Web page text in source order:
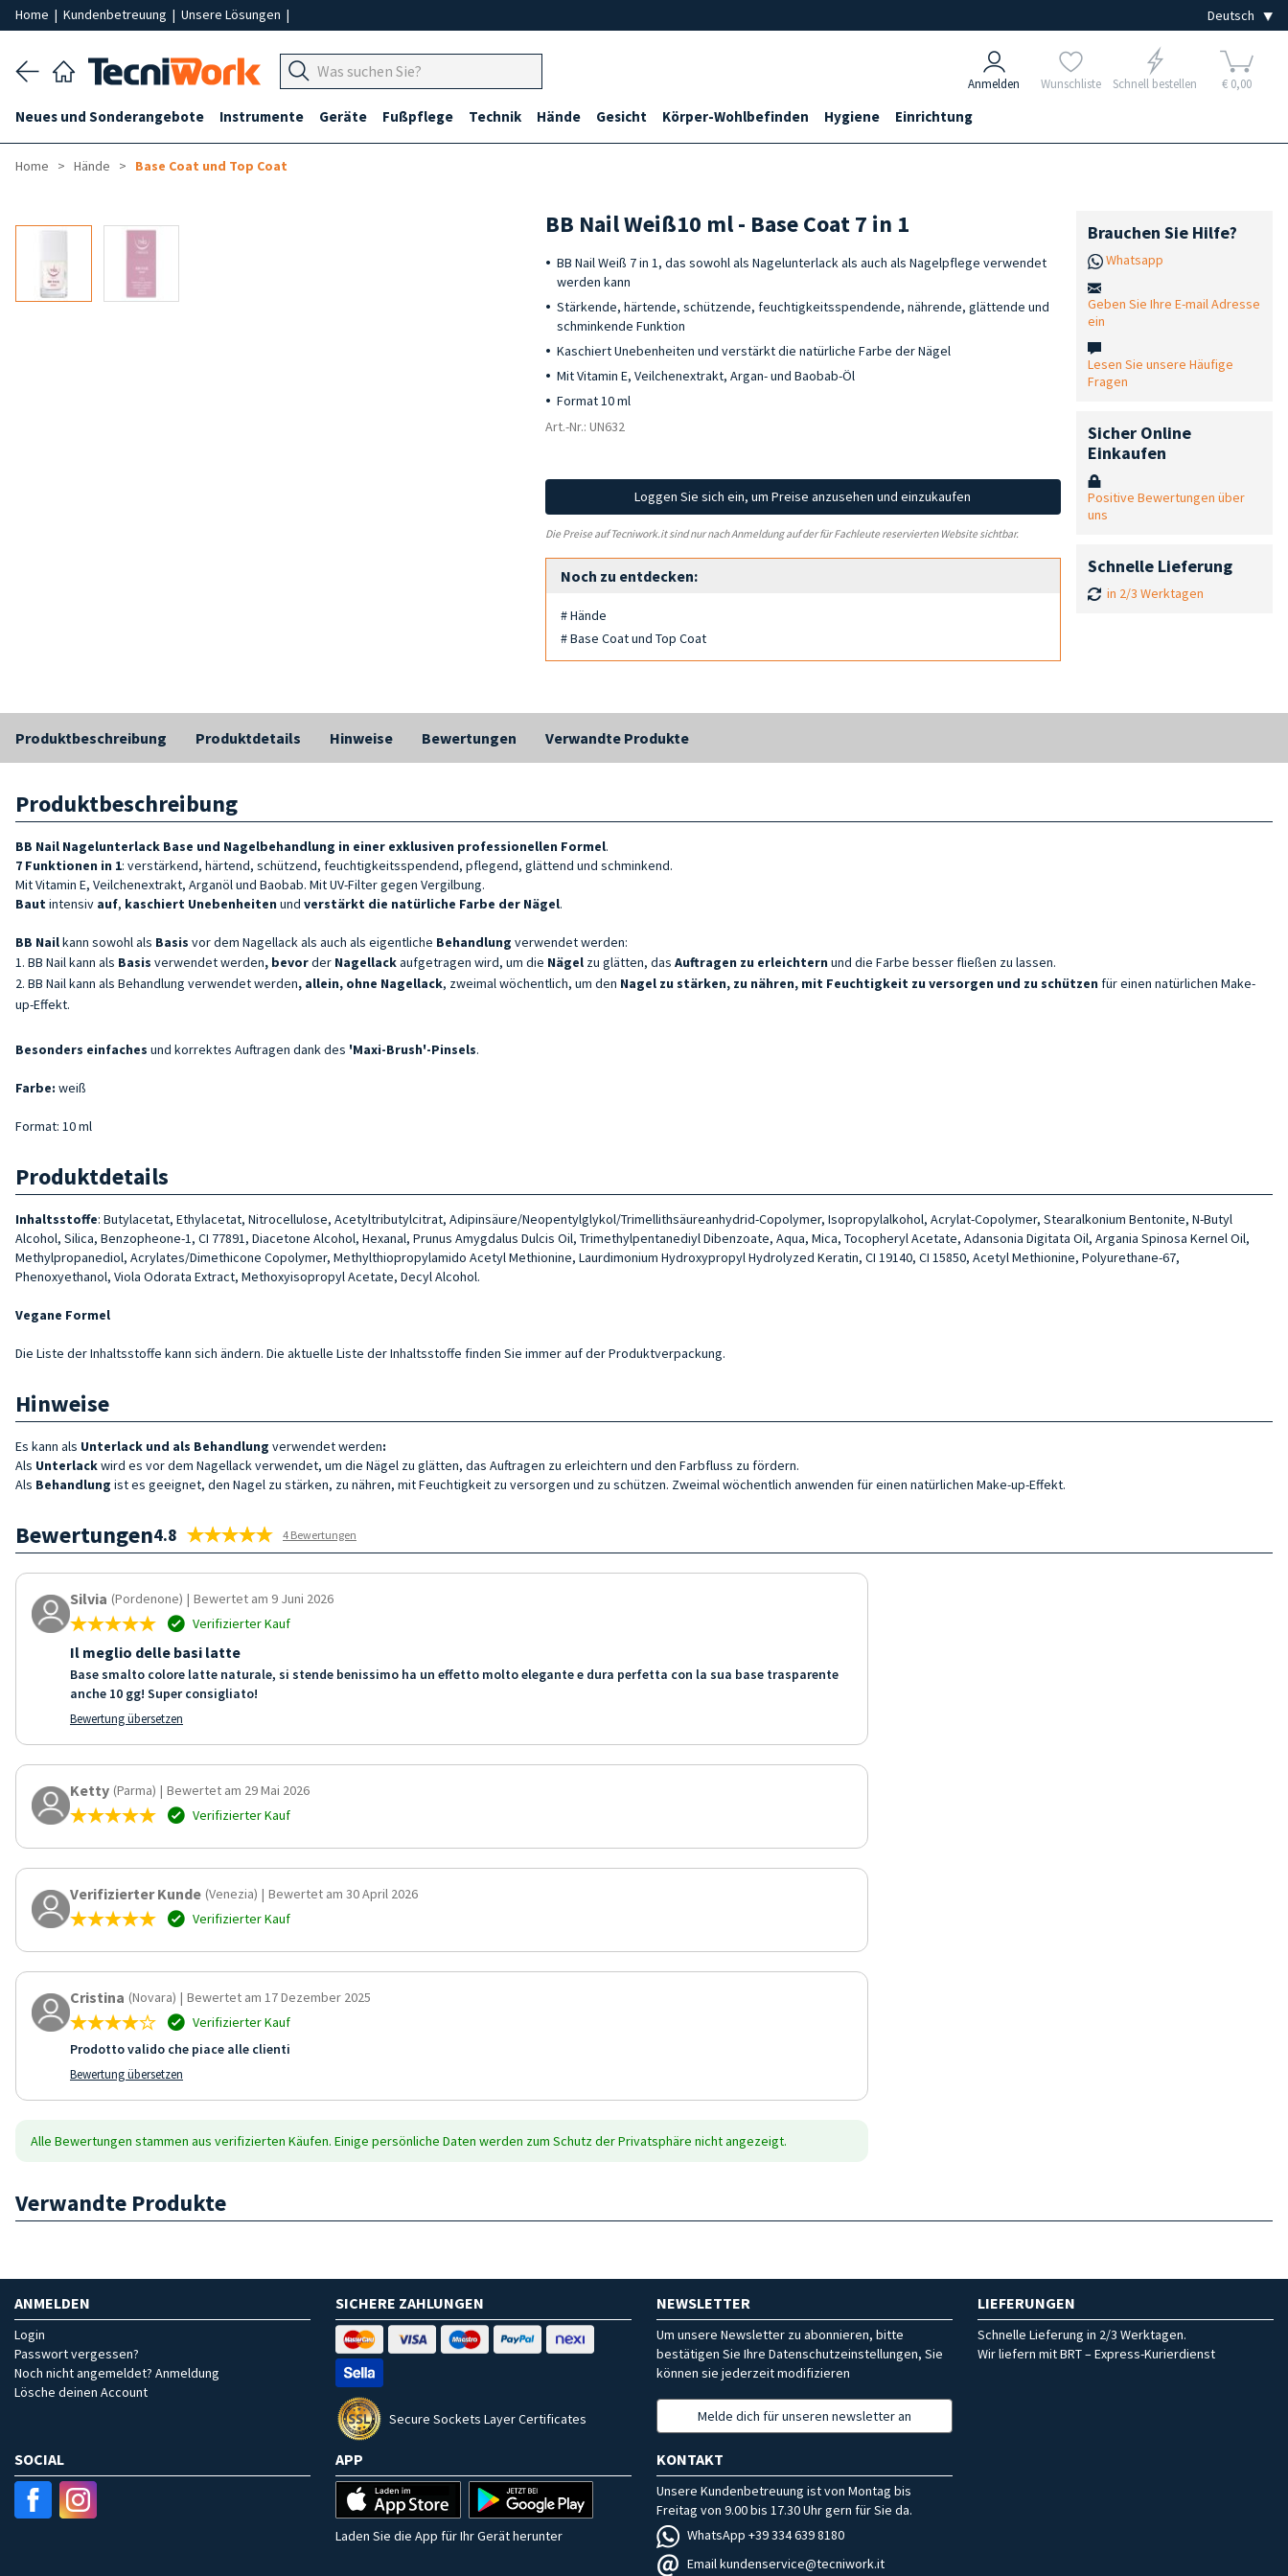
Home | Kundenbetreuung | Unsere Lösungen |
Anmelden Wunschliste Schnell bestellen € 0,00
Neues und Sonderangebote Instrumente Geräte Fußpflege Technik Hände Gesicht Körper-Wohlbefinden Hygiene Einrichtung
Home Hände Base Coat und Top Coat
BB Nail Weiß10 ml - Base Coat 7 in 1
BB Nail Weiß 7 in 1, das sowohl als Nagelunterlack als auch als Nagelpflege verwendet
werden kann
Stärkende, härtende, schützende, feuchtigkeitsspendende, nährende, glättende und
schminkende Funktion
Kaschiert Unebenheiten und verstärkt die natürliche Farbe der Nägel
Mit Vitamin E, Veilchenextrakt, Argan- und Baobab-Öl
Format 10 ml
Art.-Nr.: UN632
Loggen Sie sich ein, um Preise anzusehen und einzukaufen
Die Preise auf Tecniwork.it sind nur nach Anmeldung auf der für Fachleute reservierten Website sichtbar.
Noch zu entdecken:
# Hände
# Base Coat und Top Coat
Brauchen Sie Hilfe?
Whatsapp
Geben Sie Ihre E-mail Adresse
ein
Lesen Sie unsere Häufige
Fragen
Sicher Online
Einkaufen
Positive Bewertungen über
uns
Schnelle Lieferung
in 2/3 Werktagen
Produktbeschreibung Produktdetails Hinweise Bewertungen Verwandte Produkte
Produktbeschreibung
BB Nail Nagelunterlack Base und Nagelbehandlung in einer exklusiven professionellen Formel.
7 Funktionen in 1: verstärkend, härtend, schützend, feuchtigkeitsspendend, pflegend, glättend und schminkend.
Mit Vitamin E, Veilchenextrakt, Arganöl und Baobab. Mit UV-Filter gegen Vergilbung.
Bautintensiv auf, kaschiert Unebenheiten und verstärkt die natürliche Farbe der Nägel.
BB Nailkann sowohl als Basis vor dem Nagellack als auch als eigentliche Behandlung verwendet werden:
BB Nail kann als Basis verwendet werden, bevorder Nagellackaufgetragen wird, um die Nägel zu glätten, das Auftragen zu erleichtern und die Farbe besser fließen zu lassen.
BB Nail kann als Behandlung verwendet werden, allein, ohne Nagellack, zweimal wöchentlich, um den Nagel zu stärken, zu nähren, mit Feuchtigkeit zu versorgen und zu schützen für einen natürlichen Make-
up-Effekt.
Besonders einfaches und korrektes Auftragen dank des 'Maxi-Brush'-Pinsels.
Farbe: weiß
Format: 10 ml
Produktdetails
Inhaltsstoffe: Butylacetat, Ethylacetat, Nitrocellulose, Acetyltributylcitrat, Adipinsäure/Neopentylglykol/Trimellithsäureanhydrid-Copolymer, Isopropylalkohol, Acrylat-Copolymer, Stearalkonium Bentonite, N-Butyl
Alcohol, Silica, Benzopheone-1, CI 77891, Diacetone Alcohol, Hexanal, Prunus Amygdalus Dulcis Oil, Trimethylpentanediyl Dibenzoate, Aqua, Mica, Tocopheryl Acetate, Adansonia Digitata Oil, Argania Spinosa Kernel Oil,
Methylpropanediol, Acrylates/Dimethicone Copolymer, Methylthiopropylamido Acetyl Methionine, Laurdimonium Hydroxypropyl Hydrolyzed Keratin, CI 19140, CI 15850, Acetyl Methionine, Polyurethane-67,
Phenoxyethanol, Viola Odorata Extract, Methoxyisopropyl Acetate, Decyl Alcohol.
Vegane Formel
Die Liste der Inhaltsstoffe kann sich ändern. Die aktuelle Liste der Inhaltsstoffe finden Sie immer auf der Produktverpackung.
Hinweise
Es kann als Unterlack und als Behandlung verwendet werden:
Als Unterlackwird es vor dem Nagellack verwendet, um die Nägel zu glätten, das Auftragen zu erleichtern und den Farbfluss zu fördern.
Als Behandlung ist es geeignet, den Nagel zu stärken, zu nähren, mit Feuchtigkeit zu versorgen und zu schützen. Zweimal wöchentlich anwenden für einen natürlichen Make-up-Effekt.
Bewertungen4.8 4 Bewertungen
Silvia (Pordenone) | Bewertet am 9 Juni 2026
Verifizierter Kauf
Il meglio delle basi latte
Base smalto colore latte naturale, si stende benissimo ha un effetto molto elegante e dura perfetta con la sua base trasparente
anche 10 gg! Super consigliato!
Bewertung übersetzen
Ketty (Parma) | Bewertet am 29 Mai 2026
Verifizierter Kauf
Verifizierter Kunde (Venezia) | Bewertet am 30 April 2026
Verifizierter Kauf
Cristina (Novara) | Bewertet am 17 Dezember 2025
Verifizierter Kauf
Prodotto valido che piace alle clienti
Bewertung übersetzen
Alle Bewertungen stammen aus verifizierten Käufen. Einige persönliche Daten werden zum Schutz der Privatsphäre nicht angezeigt.
Verwandte Produkte
ANMELDEN
Login
Passwort vergessen?
Noch nicht angemeldet? Anmeldung
Lösche deinen Account
SICHERE ZAHLUNGEN
Secure Sockets Layer Certificates
NEWSLETTER
Um unsere Newsletter zu abonnieren, bitte
bestätigen Sie Ihre Datenschutzeinstellungen, Sie
können sie jederzeit modifizieren
Melde dich für unseren newsletter an
LIEFERUNGEN
Schnelle Lieferung in 2/3 Werktagen.
Wir liefern mit BRT – Express-Kurierdienst
SOCIAL APP
Laden Sie die App für Ihr Gerät herunter
KONTAKT
Unsere Kundenbetreuung ist von Montag bis
Freitag von 9.00 bis 17.30 Uhr gern für Sie da.
WhatsApp +39 334 639 8180
Email kundenservice@tecniwork.it